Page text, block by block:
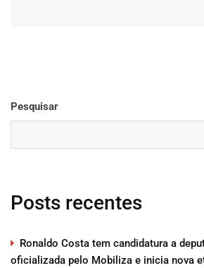
Pesquisar
Posts recentes
Ronaldo Costa tem candidatura a
oficializada pelo Mobiliza e inicia nova